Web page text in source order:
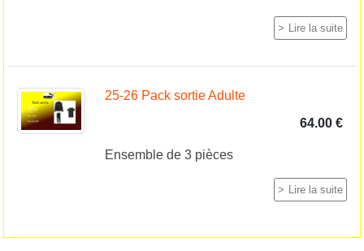
Lire la suite
25-26 Pack sortie Adulte
64.00 €
Ensemble de 3 pièces
Lire la suite